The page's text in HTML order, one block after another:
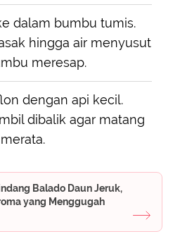
dalam bumbu tumis.
hingga air menyusut
meresap.
dengan api kecil.
dibalik agar matang
merata.
Balado Daun Jeruk,
yang Menggugah